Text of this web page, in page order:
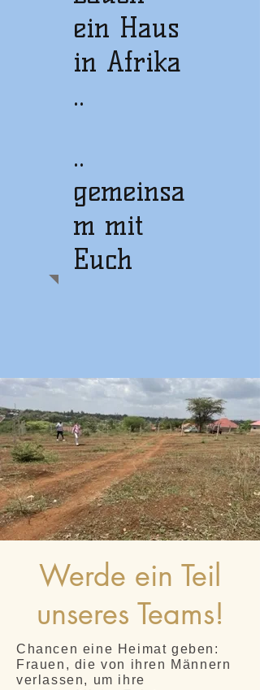
ein Haus
in Afrika
..
..
gemeinsa
m mit
Euch
Werde ein Teil
unseres Teams!
Chancen eine Heimat geben:
Frauen, die von ihren Männern
verlassen, um ihre